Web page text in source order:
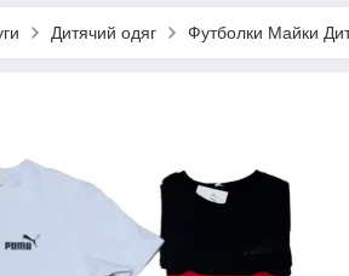
Дитячий одяг Футболки Майки